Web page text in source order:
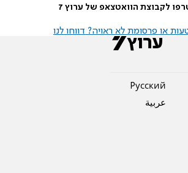
לקבוצת הוואטצאפ של ערוץ 7
או פרסומת לא ראויה? דווחו לנו
Pусский
عربية